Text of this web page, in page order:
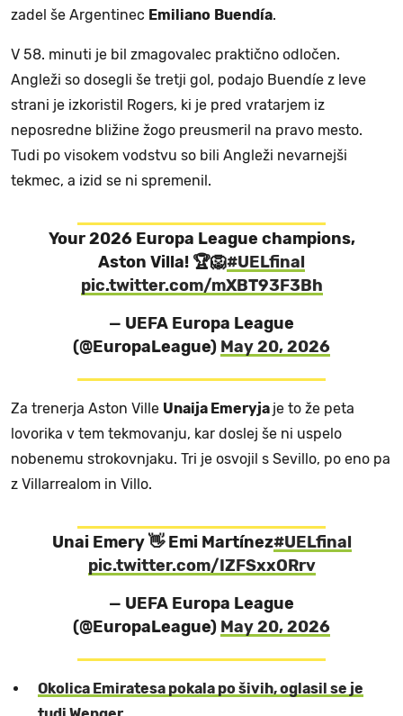
zadel še Argentinec Emiliano Buendía.
V 58. minuti je bil zmagovalec praktično odločen.
Angleži so dosegli še tretji gol, podajo Buendíe z leve
strani je izkoristil Rogers, ki je pred vratarjem iz
neposredne bližine žogo preusmeril na pravo mesto.
Tudi po visokem vodstvu so bili Angleži nevarnejši
tekmec, a izid se ni spremenil.
Your 2026 Europa League champions,
Aston Villa! 🏆🦁#UELfinal
pic.twitter.com/mXBT93F3Bh
— UEFA Europa League
(@EuropaLeague) May 20, 2026
Za trenerja Aston Ville Unaija Emeryja je to že peta
lovorika v tem tekmovanju, kar doslej še ni uspelo
nobenemu strokovnjaku. Tri je osvojil s Sevillo, po eno pa
z Villarrealom in Villo.
Unai Emery 👋 Emi Martínez#UELfinal
pic.twitter.com/IZFSxxORrv
— UEFA Europa League
(@EuropaLeague) May 20, 2026
Okolica Emiratesa pokala po šivih, oglasil se je